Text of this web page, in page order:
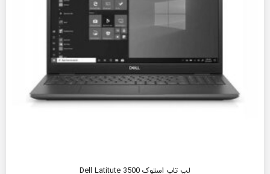
لپ تاپ استوک Dell Latitute 3500